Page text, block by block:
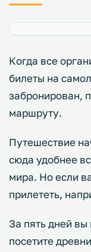
Когда все
билеты на
забронирован,
маршруту.
Путешествие
сюда удобнее
мира. Но если
прилететь,
За пять дней
посетите